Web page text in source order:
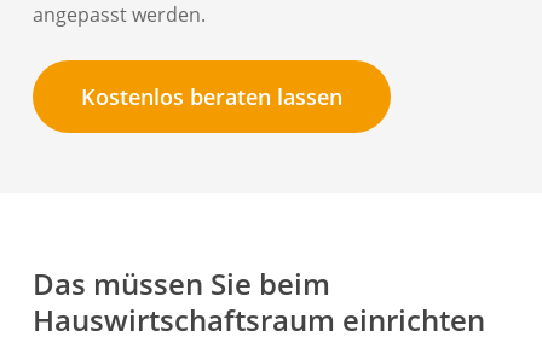
angepasst werden.
Kostenlos beraten lassen
Das müssen Sie beim
Hauswirtschaftsraum einrichten